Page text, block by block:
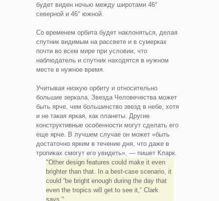
будет виден ночью между широтами 46°
северной и 46° южной.
Со временем орбита будет наклоняться, делая
спутник видимым на рассвете и в сумерках
почти во всем мире при условии, что
наблюдатель и спутник находятся в нужном
месте в нужное время.
Учитывая низкую орбиту и относительно
большие зеркала, Звезда Человечества может
быть ярче, чем большинство звезд в небе, хотя
и не такая яркая, как планеты. Другие
конструктивные особенности могут сделать его
еще ярче. В лучшем случае он может «быть
достаточно ярким в течение дня, что даже в
тропиках смогут его увидеть», — пишет Кларк.
Other design features could make it even
brighter than that. In a best-case scenario, it
could “be bright enough during the day that
even the tropics will get to see it,” Clark
says.